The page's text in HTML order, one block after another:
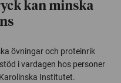
kan minska
övningar och proteinrik
i vardagen hos personer
Institutet.